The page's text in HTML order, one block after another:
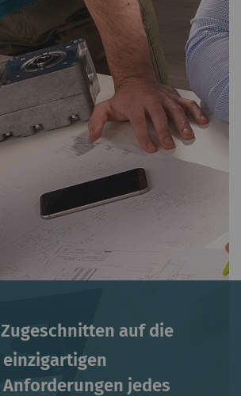
Zugeschnitten auf die
einzigartigen
Anforderungen jedes